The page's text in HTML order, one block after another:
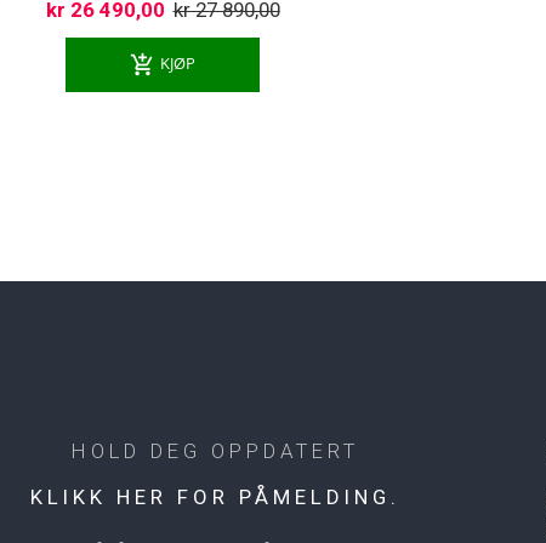
kr 26 490,00 kr 27 890,00
add_shopping_cart KJØP
HOLD DEG OPPDATERT
KLIKK HER FOR PÅMELDING.